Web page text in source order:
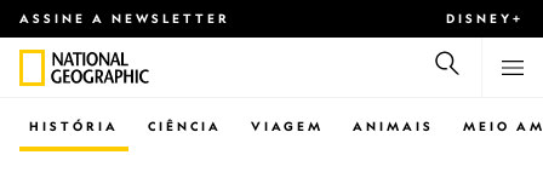
ASSINE A NEWSLETTER DISNEY+
CIÊNCIA VIAGEM ANIMAIS
HISTÓRIA MEIO